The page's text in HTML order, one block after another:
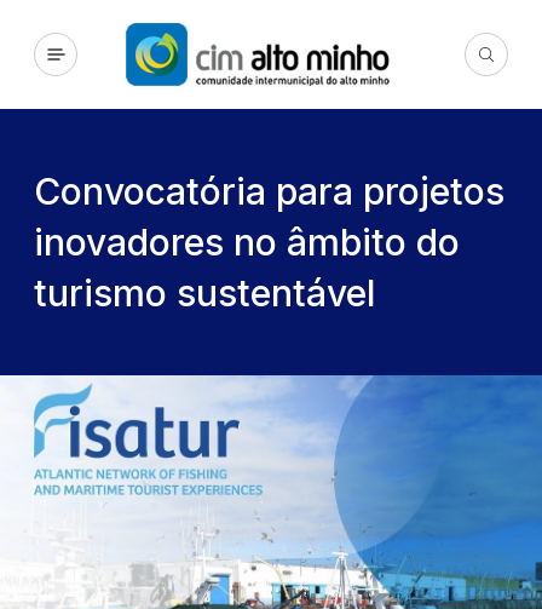
Convocatória para projetos
inovadores no âmbito do
turismo sustentável